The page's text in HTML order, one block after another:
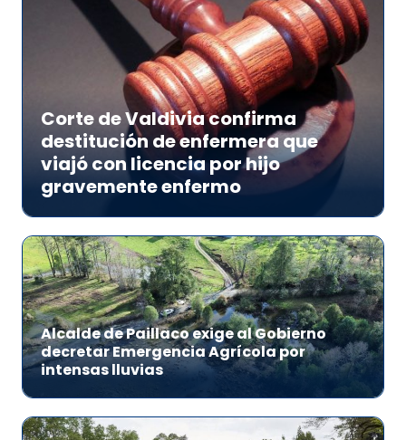
Corte de Valdivia confirma
destitución de enfermera que
viajó con licencia por hijo
gravemente enfermo
Alcalde de Paillaco exige al Gobierno
decretar Emergencia Agrícola por
intensas lluvias